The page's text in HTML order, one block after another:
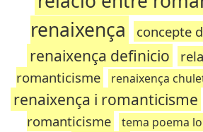
renaixença
concepte
renaixença definicio
romanticisme
renaixença
renaixença i romanticisme
romanticisme
tema poema